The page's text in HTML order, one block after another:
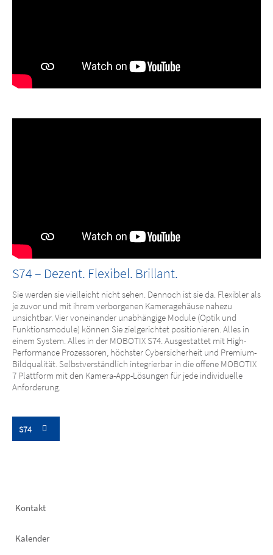
S74 – Dezent. Flexibel. Brillant.
Sie werden sie vielleicht nicht sehen. Dennoch ist sie da. Flexibler als
je zuvor und mit ihrem verborgenen Kameragehäuse nahezu
unsichtbar. Vier voneinander unabhängige Module (Optik und
Funktionsmodule) können Sie zielgerichtet positionieren. Alles in
einem System. Alles in der MOBOTIX S74. Ausgestattet mit High-
Performance Prozessoren, höchster Cybersicherheit und Premium-
Bildqualität. Selbstverständlich integrierbar in die offene MOBOTIX
7 Plattform mit den Kamera-App-Lösungen für jede individuelle
Anforderung.
S74
Footer
Kontakt
Kalender